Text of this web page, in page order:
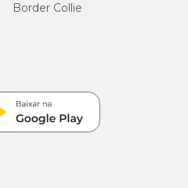
Border Collie